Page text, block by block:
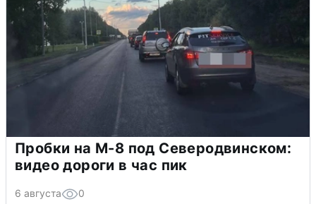
Пробки на М-8 под Северодвинском:
видео дороги в час пик
6 августа 0